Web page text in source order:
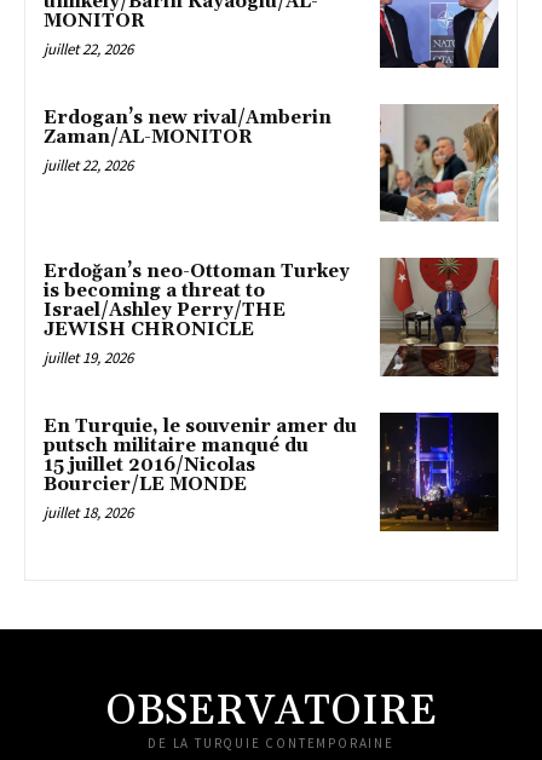
MONITOR
juillet 22, 2026
Erdogan’s new rival/Amberin
Zaman/AL-MONITOR
juillet 22, 2026
Erdoğan’s neo-Ottoman Turkey
is becoming a threat to
Israel/Ashley Perry/THE
JEWISH CHRONICLE
juillet 19, 2026
En Turquie, le souvenir amer du
putsch militaire manqué du
15 juillet 2016/Nicolas
Bourcier/LE MONDE
juillet 18, 2026
OBSERVATOIRE
DE LA TURQUIE CONTEMPORAINE